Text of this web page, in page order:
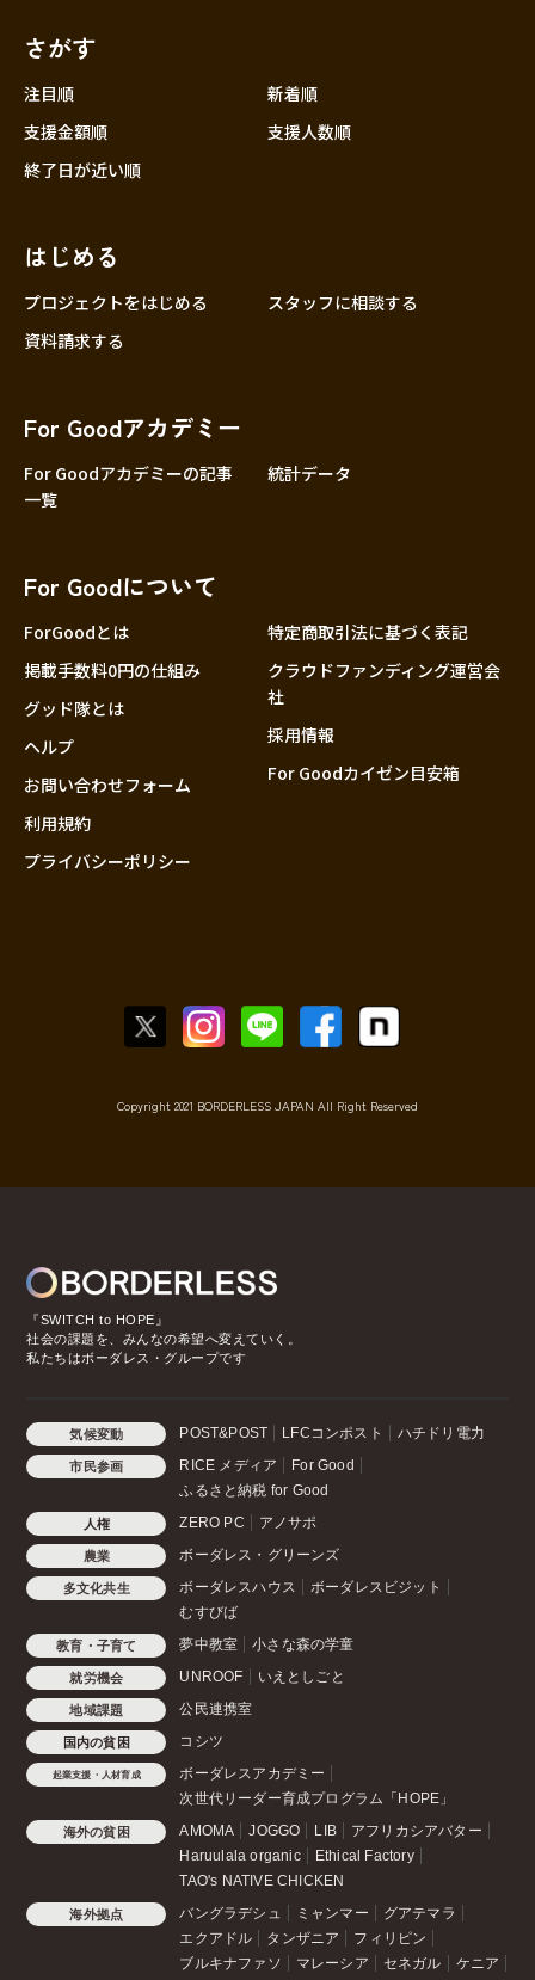
中国
大分
さがす
注目順
新着順
支援金額順
支援人数順
終了日が近い順
はじめる
プロジェクトをはじめる
スタッフに相談する
資料請求する
For Goodアカデミー
For Goodアカデミーの記事
一覧
統計データ
For Goodについて
ForGoodとは
掲載手数料0円の仕組み
グッド隊とは
ヘルプ
お問い合わせフォーム
利用規約
プライバシーポリシー
特定商取引法に基づく表記
クラウドファンディング運営会
社
採用情報
For Goodカイゼン目安箱
Copyright 2021 BORDERLESS JAPAN All Right Reserved
『SWITCH to HOPE』
社会の課題を、みんなの希望へ変えていく。
私たちはボーダレス・グループです
気候変動 POST&POST LFCコンポスト ハチドリ電力
市民参画 RICE メディア
For Good
ふるさと納税 for Good
人権 ZERO PC アノサポ
農業 ボーダレス・グリーンズ
多文化共生 ボーダレスハウス
ボーダレスビジット
むすびば
教育・子育て 夢中教室 小さな森の学童
就労機会 UNROOF いえとしごと
地域課題 公民連携室
国内の貧困 コシツ
起業支援・人材育成
ボーダレスアカデミー
次世代リーダー育成プログラム「HOPE」
海外の貧困 AMOMA JOGGO LIB
アフリカシアバター
Haruulala organic
Ethical Factory
TAO's NATIVE CHICKEN
海外拠点 バングラデシュ ミャンマー
グアテマラ
エクアドル
タンザニア
フィリピン
ブルキナファソ
マレーシア セネガル ケニア